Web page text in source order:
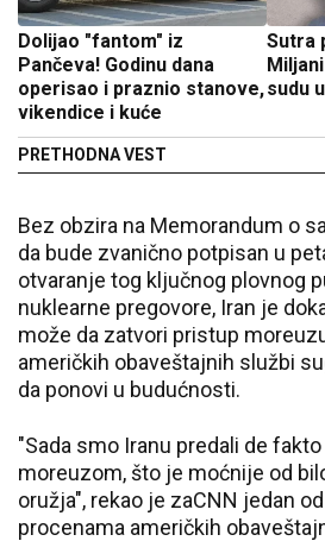
Dolijao "fantom" iz
Pančeva! Godinu dana
operisao i praznio stanove,
vikendice i kuće
PRETHODNA VEST
Sutra
sudu
Bez obzira na Memorandum o
da bude zvanično potpisan u
otvaranje tog ključnog plovnog
nuklearne pregovore, Iran je
može da zatvori pristup
američkih obaveštajnih službi
da ponovi u budućnosti.
"Sada smo Iranu predali de
moreuzom, što je moćnije od
oružja", rekao je zaCNN jedan
procenama američkih